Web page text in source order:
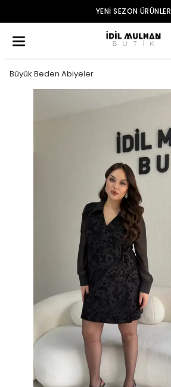
YENI SEZON ÜRÜNLER
Büyük Beden Abiyeler